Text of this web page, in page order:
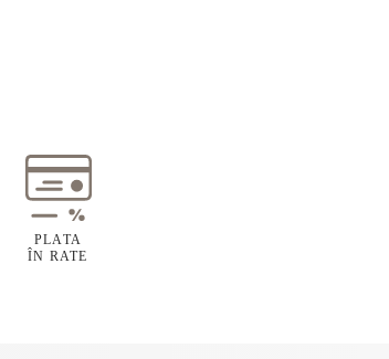
PLATA
ÎN RATE